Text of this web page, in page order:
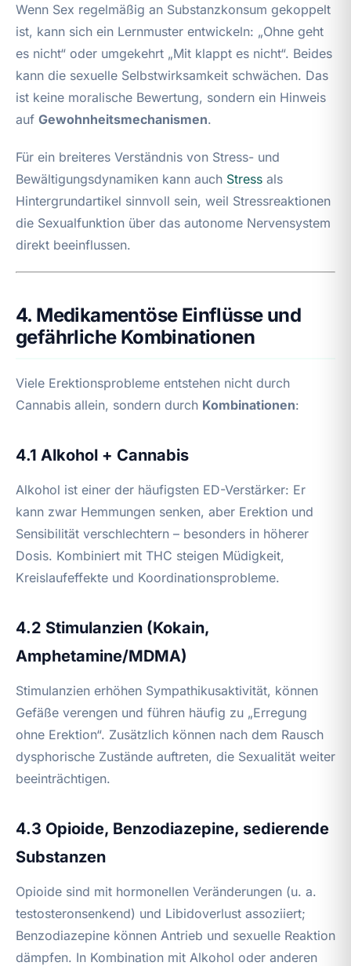
Wenn Sex regelmäßig an Substanzkonsum gekoppelt
ist, kann sich ein Lernmuster entwickeln: „Ohne geht
es nicht“ oder umgekehrt „Mit klappt es nicht“. Beides
kann die sexuelle Selbstwirksamkeit schwächen. Das
ist keine moralische Bewertung, sondern ein Hinweis
auf Gewohnheitsmechanismen.
Für ein breiteres Verständnis von Stress- und
Bewältigungsdynamiken kann auch Stress als
Hintergrundartikel sinnvoll sein, weil Stressreaktionen
die Sexualfunktion über das autonome Nervensystem
direkt beeinflussen.
4. Medikamentöse Einflüsse und
gefährliche Kombinationen
Viele Erektionsprobleme entstehen nicht durch
Cannabis allein, sondern durch Kombinationen:
4.1 Alkohol + Cannabis
Alkohol ist einer der häufigsten ED-Verstärker: Er
kann zwar Hemmungen senken, aber Erektion und
Sensibilität verschlechtern – besonders in höherer
Dosis. Kombiniert mit THC steigen Müdigkeit,
Kreislaufeffekte und Koordinationsprobleme.
4.2 Stimulanzien (Kokain,
Amphetamine/MDMA)
Stimulanzien erhöhen Sympathikusaktivität, können
Gefäße verengen und führen häufig zu „Erregung
ohne Erektion“. Zusätzlich können nach dem Rausch
dysphorische Zustände auftreten, die Sexualität weiter
beeinträchtigen.
4.3 Opioide, Benzodiazepine, sedierende
Substanzen
Opioide sind mit hormonellen Veränderungen (u. a.
testosteronsenkend) und Libidoverlust assoziiert;
Benzodiazepine können Antrieb und sexuelle Reaktion
dämpfen. In Kombination mit Alkohol oder anderen